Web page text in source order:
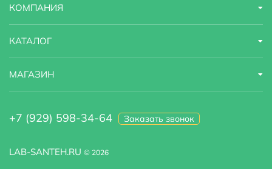
LAB-SANTEH.RU © 2026
КОМПАНИЯ
КАТАЛОГ
МАГАЗИН
+7 (929) 598-34-64 Заказать звонок